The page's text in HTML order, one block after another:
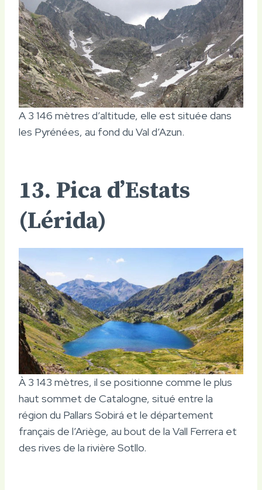
A 3 146 mètres d’altitude, elle est située dans
les Pyrénées, au fond du Val d’Azun.
13. Pica d’Estats
(Lérida)
À 3 143 mètres, il se positionne comme le plus
haut sommet de Catalogne, situé entre la
région du Pallars Sobirá et le département
français de l’Ariège, au bout de la Vall Ferrera et
des rives de la rivière Sotllo.